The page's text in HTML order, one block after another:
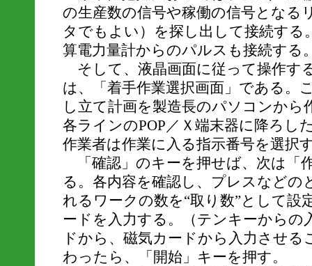
の生産数の信号や稼働の信号となる
タでもよい）を探し出して接続する
算電力量計からのパルスも接続する
そして、液晶画面に従って操作す
は、「着手作業選択画面」である。
し立て計画を製造長のパソコンから
各ラインのPOP／Ｘ端末器に降ろし
作業者は作業に入る指示番号を選択
「確認」のキーを押せば、次は「
る。各内容を確認し、プレスなどの
れるワークの数を“取り数”として設
ードを入力する。（テンキーからの
ドから、磁気カードから入力させ
わったら、「開始」キーを押す。